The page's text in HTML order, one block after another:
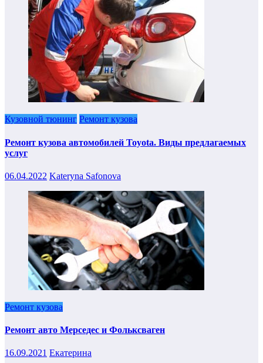
Кузовной тюнинг Ремонт кузова
Ремонт кузова автомобилей Toyota. Виды предлагаемых
услуг
06.04.2022 Kateryna Safonova
Ремонт кузова
Ремонт авто Мерседес и Фольксваген
16.09.2021 Екатерина